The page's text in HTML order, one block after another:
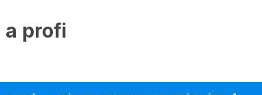
a profi